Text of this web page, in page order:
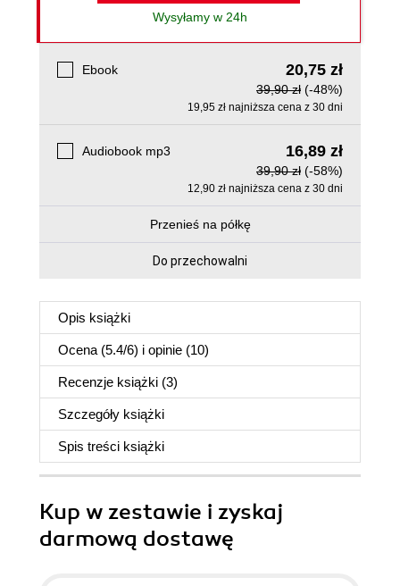
Wysyłamy w 24h
Ebook 20,75 zł
39,90 zł (-48%)
19,95 zł najniższa cena z 30 dni
Audiobook mp3 16,89 zł
39,90 zł (-58%)
12,90 zł najniższa cena z 30 dni
Przenieś na półkę
Do przechowalni
Opis książki
Ocena (5.4/6) i opinie (10)
Recenzje książki (3)
Szczegóły książki
Spis treści książki
Kup w zestawie i zyskaj
darmową dostawę